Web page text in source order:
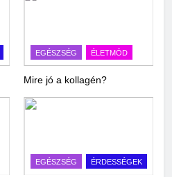
EGÉSZSÉG ÉLETMÓD
Mire jó a kollagén?
EGÉSZSÉG ÉRDESSÉGEK